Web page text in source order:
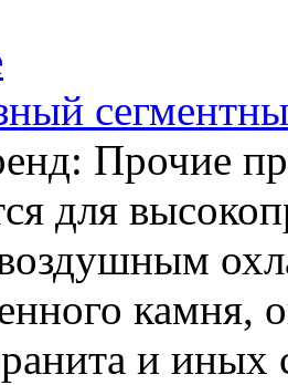
Прочие
для
камня,
и иных